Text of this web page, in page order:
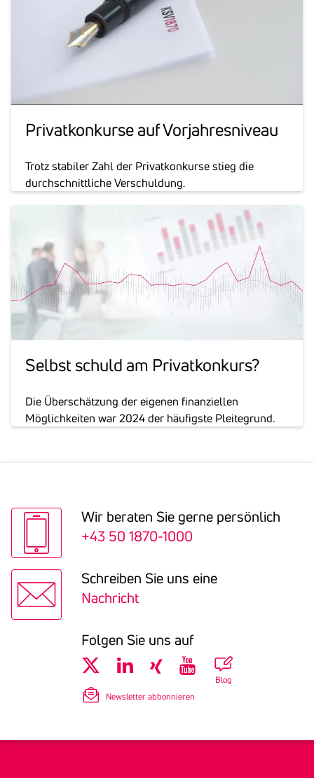
Privat­kon­kurse auf Vorjah­res­ni­veau
Trotz stabiler Zahl der Privatkonkurse stieg die
durchschnittliche Verschuldung.
Selbst schuld am Privat­kon­kurs?
Die Überschätzung der eigenen finanziellen
Möglichkeiten war 2024 der häufigste Pleitegrund.
Wir beraten Sie gerne persön­lich
+43 50 1870-1000
Schreiben Sie uns eine
Nachricht
Folgen Sie uns auf
Blog
Newsletter abbonnieren